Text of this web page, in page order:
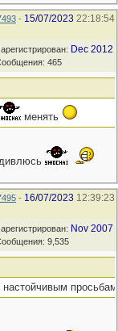
- 15/07/2023 22:18:54
Dec 2012
465
менять
- 16/07/2023 12:39:23
Nov 2007
9,535